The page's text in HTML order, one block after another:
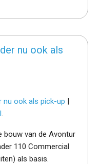
nu ook als
nu ook als pick-up |
bouw van de Avontur
110 Commercial
als basis.